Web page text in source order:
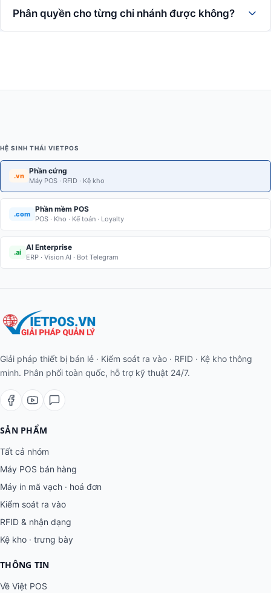
Phân quyền cho từng chi nhánh được không?
HỆ SINH THÁI VIETPOS
.vn
Phần cứng
Máy POS · RFID · Kệ kho
.com
Phần mềm POS
POS · Kho · Kế toán · Loyalty
.ai
AI Enterprise
ERP · Vision AI · Bot Telegram
Giải pháp thiết bị bán lẻ · Kiểm soát ra vào · RFID · Kệ kho thông
minh. Phân phối toàn quốc, hỗ trợ kỹ thuật 24/7.
SẢN PHẨM
Tất cả nhóm
Máy POS bán hàng
Máy in mã vạch · hoá đơn
Kiểm soát ra vào
RFID & nhận dạng
Kệ kho · trưng bày
THÔNG TIN
Về Việt POS